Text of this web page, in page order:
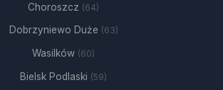
Choroszcz (64)
Dobrzyniewo Duże (63)
Wasilków (60)
Bielsk Podlaski (59)